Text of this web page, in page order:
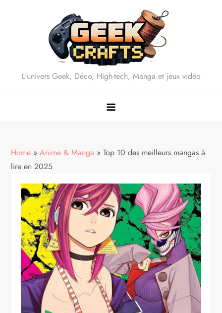
L'univers Geek, Déco, High-tech, Manga et jeux vidéo
Home » Anime & Manga » Top 10 des meilleurs mangas à
lire en 2025